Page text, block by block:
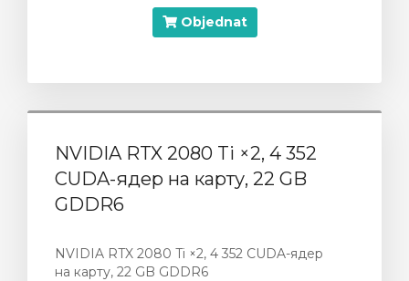
Objednat
NVIDIA RTX 2080 Ti ×2, 4 352
CUDA-ядер на карту, 22 GB
GDDR6
NVIDIA RTX 2080 Ti ×2, 4 352 CUDA-ядер
на карту, 22 GB GDDR6